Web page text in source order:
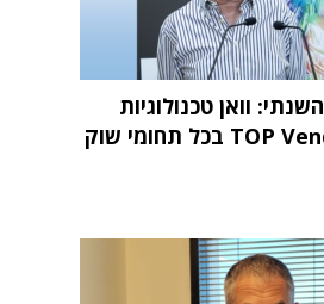
מחקר STKI השנתי: וואן טכנולוגיות
דורגה כ-TOP Vendor בכל תחומי שוק